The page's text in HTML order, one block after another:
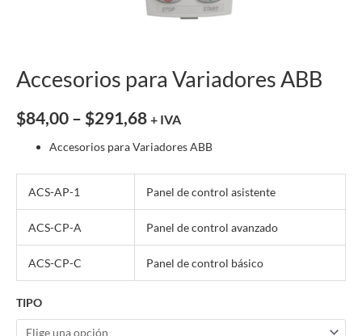
Accesorios para Variadores ABB
$84,00 – $291,68 + IVA
Accesorios para Variadores ABB
ACS-AP-1 Panel de control asistente
ACS-CP-A Panel de control avanzado
ACS-CP-C Panel de control básico
TIPO